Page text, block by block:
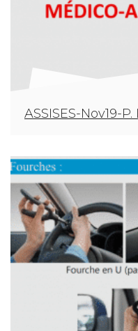
ASSISES-Nov19-